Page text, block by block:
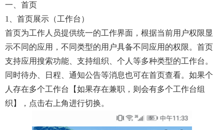
一、首页
1、首页展示（工作台）
首页为工作人员提供统一的工作界面，根据当前用户权限显
示不同的应用，不同类型的用户具备不同应用的权限。首页
支持应用搜索功能、支持组织、个人等多种类型的工作台。
同时待办、日程、通知公告等消息也可在首页查看。如果个
人存在多个工作台【如果存在兼职，则会有多个工作台组
织】，点击右上角进行切换。